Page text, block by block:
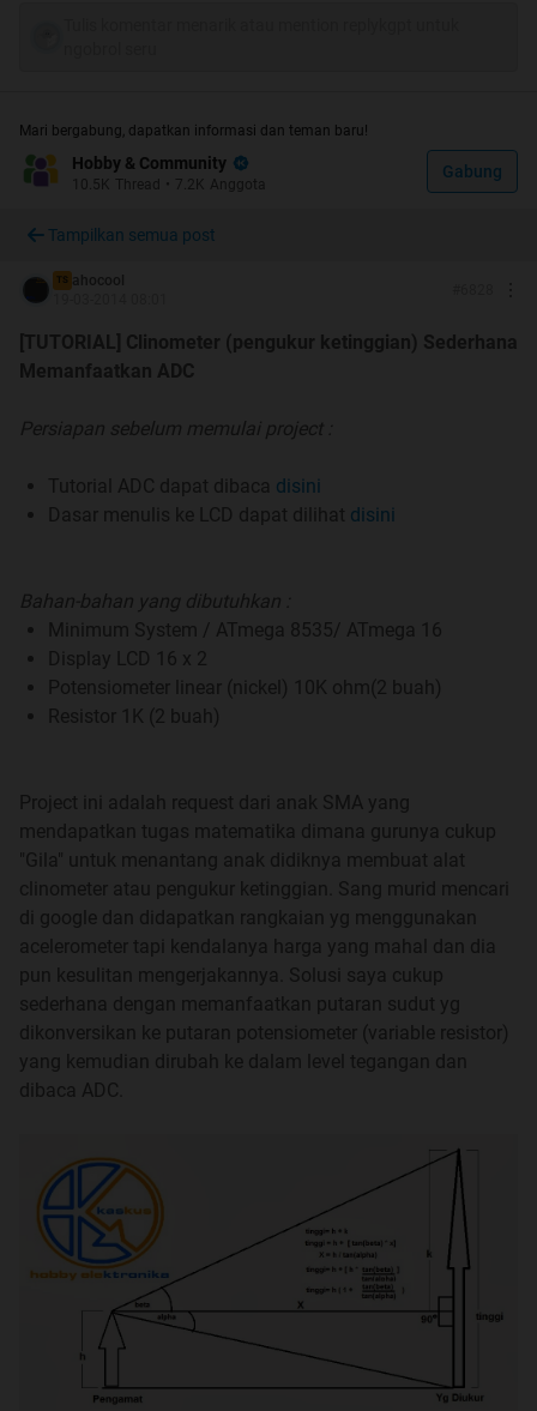
UPDATE 8/JUNI/2014
DUKUN FUSEBIT AKAN MENGHIDUPKAN IC MU YANG
Selengkapnya dibahas di sini gan !!
CLINOMETER SEDERHANA MEMANFAATKAN ADC
Selengkapnya dibahas di
for Buka Jika Mau Paket Belajar:
Mari bergabung, dapatkan informasi dan teman baru!
Hobby & Community
10.5K Thread • 7.2K Anggota
Gabung
Tampilkan semua post
TS ahocool
[TUTORIAL] Clinometer (pengukur ketinggian) Sederhana
Memanfaatkan ADC
Persiapan sebelum memulai project :
Tutorial ADC dapat dibaca disini
Dasar menulis ke LCD dapat dilihat disini
Bahan-bahan yang dibutuhkan :
Minimum System / ATmega 8535/ ATmega 16
Display LCD 16 x 2
Potensiometer linear (nickel) 10K ohm(2 buah)
Resistor 1K (2 buah)
Project ini adalah request dari anak SMA yang
mendapatkan tugas matematika dimana gurunya cukup
"Gila" untuk menantang anak didiknya membuat alat
clinometer atau pengukur ketinggian. Sang murid mencari
di google dan didapatkan rangkaian yg menggunakan
acelerometer tapi kendalanya harga yang mahal dan dia
pun kesulitan mengerjakannya. Solusi saya cukup
sederhana dengan memanfaatkan putaran sudut yg
dikonversikan ke putaran potensiometer (variable resistor)
yang kemudian dirubah ke dalam level tegangan dan
dibaca ADC.